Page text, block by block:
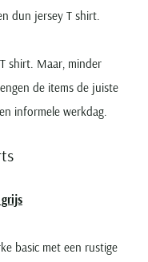
dun jersey T shirt.
shirt. Maar, minder
de items de juiste
informele werkdag.
basic met een rustige